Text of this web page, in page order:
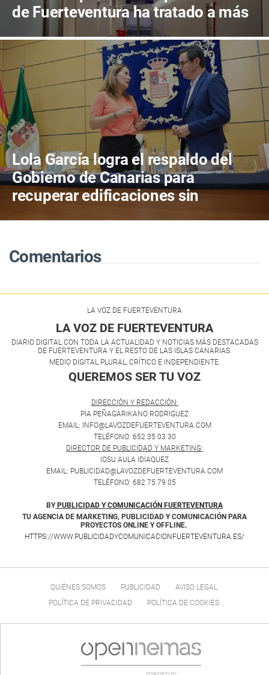
de Fuerteventura ha tratado a más
de 800 pacientes en sus primeros
cuatro años de actividad
Lola García logra el respaldo del
Gobierno de Canarias para
recuperar edificaciones sin
Comentarios
LA VOZ DE FUERTEVENTURA
LA VOZ DE FUERTEVENTURA
DIARIO DIGITAL CON TODA LA ACTUALIDAD Y NOTICIAS MÁS DESTACADAS
DE FUERTEVENTURA Y EL RESTO DE LAS ISLAS CANARIAS.
MEDIO DIGITAL PLURAL, CRÍTICO E INDEPENDIENTE.
QUEREMOS SER TU VOZ.
DIRECCIÓN Y REDACCIÓN:
PIA PEÑAGARIKANO RODRIGUEZ
EMAIL: INFO@LAVOZDEFUERTEVENTURA.COM
TELÉFONO: 652 35 03 30
DIRECTOR DE PUBLICIDAD Y MARKETING:
IOSU AULA IDIAQUEZ
EMAIL: PUBLICIDAD@LAVOZDEFUERTEVENTURA.COM
TELÉFONO: 682 75 79 05
BY PUBLICIDAD Y COMUNICACIÓN FUERTEVENTURA
TU AGENCIA DE MARKETING, PUBLICIDAD Y COMUNICACIÓN PARA
PROYECTOS ONLINE Y OFFLINE.
HTTPS://WWW.PUBLICIDADYCOMUNICACIONFUERTEVENTURA.ES/
QUIÉNES SOMOS PUBLICIDAD
AVISO LEGAL
POLÍTICA DE PRIVACIDAD
POLÍTICA DE COOKIES